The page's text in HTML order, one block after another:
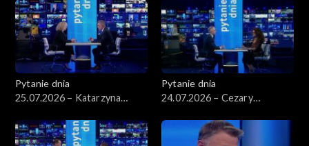
Pytanie dnia
25.07.2026 – Katarzyna
Pytanie dnia
24.07.2026 – Cezary